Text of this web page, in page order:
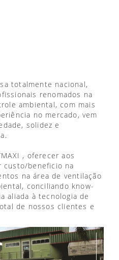
totalmente nacional,
renomados na
ambiental, com mais
no mercado, vem
solidez e
, oferecer aos
custo/beneficio na
na área de ventilação
conciliando know-
aliada à tecnologia de
de nossos clientes e